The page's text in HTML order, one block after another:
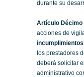
durante su
Artículo Décimo
acciones de
los prestadores
deberá solicitar
administrativo